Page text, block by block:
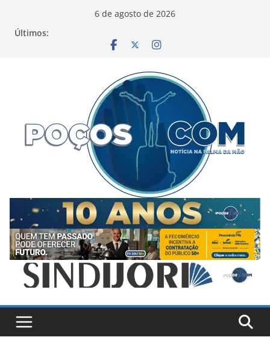
6 de agosto de 2026
Últimos: